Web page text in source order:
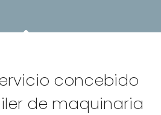
concebido
de maquinaria